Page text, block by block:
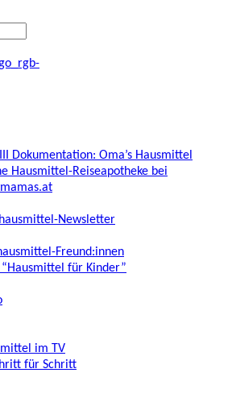
Dokumentation: Oma’s Hausmittel
Hausmittel-Reiseapotheke bei
Newsletter
Freund:innen
für Kinder”
im TV
für Schritt